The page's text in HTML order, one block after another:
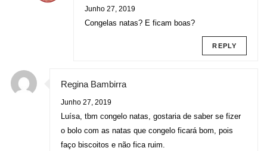
Junho 27, 2019
Congelas natas? E ficam boas?
REPLY
Regina Bambirra
Junho 27, 2019
Luísa, tbm congelo natas, gostaria de saber se fizer
o bolo com as natas que congelo ficará bom, pois
faço biscoitos e não fica ruim.